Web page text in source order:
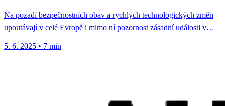
Na pozadí bezpečnostních obav a rychlých technologických změn
upoutávají v celé Evropě i mimo ní pozornost zásadní události v
5. 6. 2025 • 7 min